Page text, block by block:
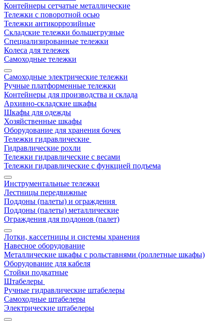
Контейнеры сетчатые металлические
Тележки с поворотной осью
Тележки антикоррозийные
Складские тележки большегрузные
Специализированные тележки
Колеса для тележек
Самоходные тележки
Самоходные электрические тележки
Ручные платформенные тележки
Контейнеры для производства и склада
Архивно-складские шкафы
Шкафы для одежды
Хозяйственные шкафы
Оборудование для хранения бочек
Тележки гидравлические
Гидравлические рохли
Тележки гидравлические с весами
Тележки гидравлические с функцией подъема
Инструментальные тележки
Лестницы передвижные
Поддоны (палеты) и ограждения
Поддоны (палеты) металлические
Ограждения для поддонов (палет)
Лотки, кассетницы и системы хранения
Навесное оборудование
Металлические шкафы с рольставнями (роллетные шкафы)
Оборудование для кабеля
Стойки подкатные
Штабелеры
Ручные гидравлические штабелеры
Самоходные штабелеры
Электрические штабелеры